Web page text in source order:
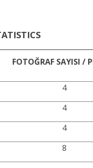
FOTOĞRAF SAYISI /
4
4
4
8